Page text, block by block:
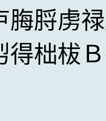
脢脟虏
得柮柭